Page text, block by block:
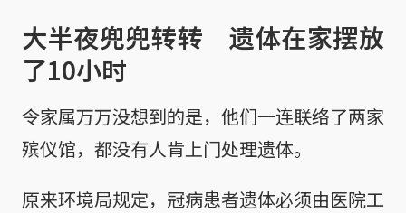
大半夜兜兜转转 遗体在家摆放
了10小时
令家属万万没想到的是，他们一连联络了两家
殡仪馆，都没有人肯上门处理遗体。
原来环境局规定，冠病患者遗体必须由医院工